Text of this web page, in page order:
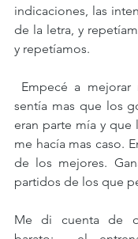
indicaciones, las
de la letra, y
y repetíamos.
sentía mas que los
eran parte mía y que
me hacía mas caso.
de los mejores.
partidos de los que
Me di cuenta de